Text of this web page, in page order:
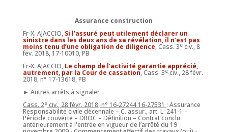
Assurance construction
Fr-X. AJACCIO, Si l’assuré peut utilement déclarer un
sinistre dans les deux ans de sa révélation, il n’est pas
moins tenu d’une obligation de diligence, Cass. 3eciv., 8
fév. 2018, 17-10010, PB
Fr-X. AJACCIO,Le champ de l’activité garantie apprécié,
autrement, par la Cour de cassation, Cass. 3eciv., 28 févr.
2018, n° 17-13618, PB
► Autres arrêts à signaler
Cass. 2eciv., 28 févr. 2018, n° 16-27244 16-27531 : Assurance
Responsabilité civile décennale – C. assur., art. L. 241-1 –
Période couverte – DROC – Définition – Contrat conclu
antérieurement à l'entrée en vigueur de l’arrêté du 19